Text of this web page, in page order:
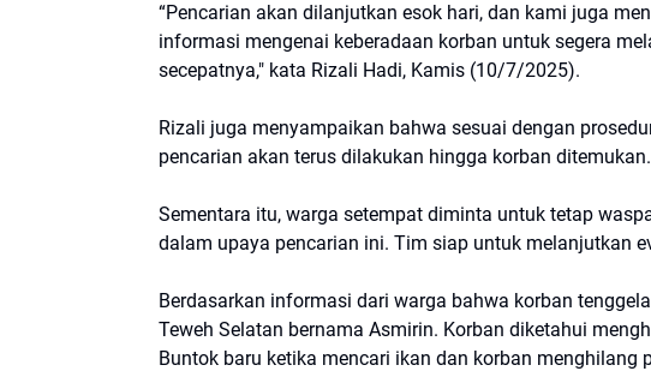
“Pencarian akan dilanjutkan esok hari, dan kami juga
informasi mengenai keberadaan korban untuk segera
secepatnya," kata Rizali Hadi, Kamis (10/7/2025).
Rizali juga menyampaikan bahwa sesuai dengan
pencarian akan terus dilakukan hingga korban ditemukan.
Sementara itu, warga setempat diminta untuk tetap
dalam upaya pencarian ini. Tim siap untuk melanjutkan
Berdasarkan informasi dari warga bahwa korban
Teweh Selatan bernama Asmirin. Korban diketahui
Buntok baru ketika mencari ikan dan korban menghilang